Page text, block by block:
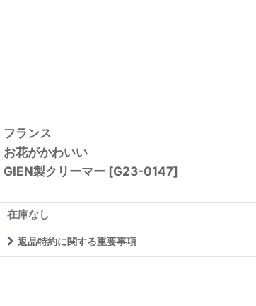
フランス
お花がかわいい
GIEN製クリーマー [G23-0147]
在庫なし
返品特約に関する重要事項